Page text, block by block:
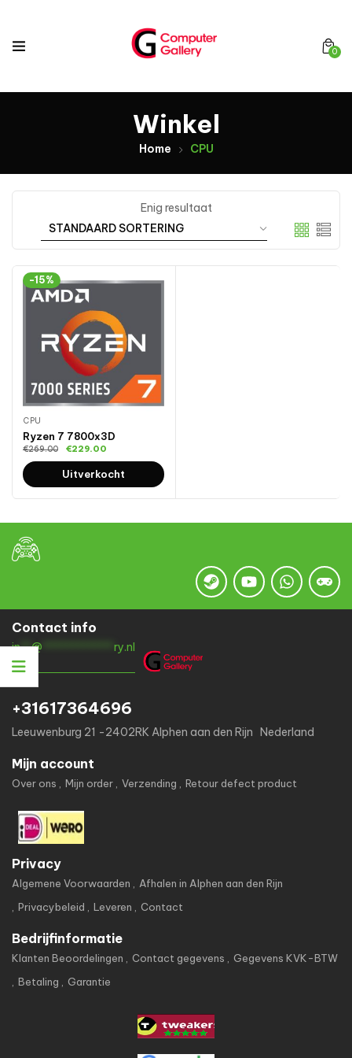
0
Winkel
Home CPU
Enig resultaat
-15%
CPU
Ryzen 7 7800x3D
€269.00 €229.00
Uitverkocht
Contact info
in**@ ry.nl
+31617364696
Leeuwenburg 21 -2402RK Alphen aan den Rijn Nederland
Mijn account
Over ons Mijn order Verzending Retour defect product
Privacy
Algemene Voorwaarden
Afhalen in Alphen aan den Rijn
Privacybeleid
Leveren Contact
Bedrijfinformatie
Klanten Beoordelingen Contact gegevens
Gegevens KVK-BTW
Betaling
Garantie